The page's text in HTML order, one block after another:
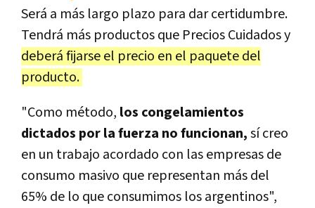
Será a más largo plazo para dar certidumbre.
Tendrá más productos que Precios Cuidados y
deberá fijarse el precio en el paquete del
producto.
"Como método, los congelamientos
dictados por la fuerza no funcionan,sí creo
en un trabajo acordado con las empresas de
consumo masivo que representan más del
65% de lo que consumimos los argentinos",